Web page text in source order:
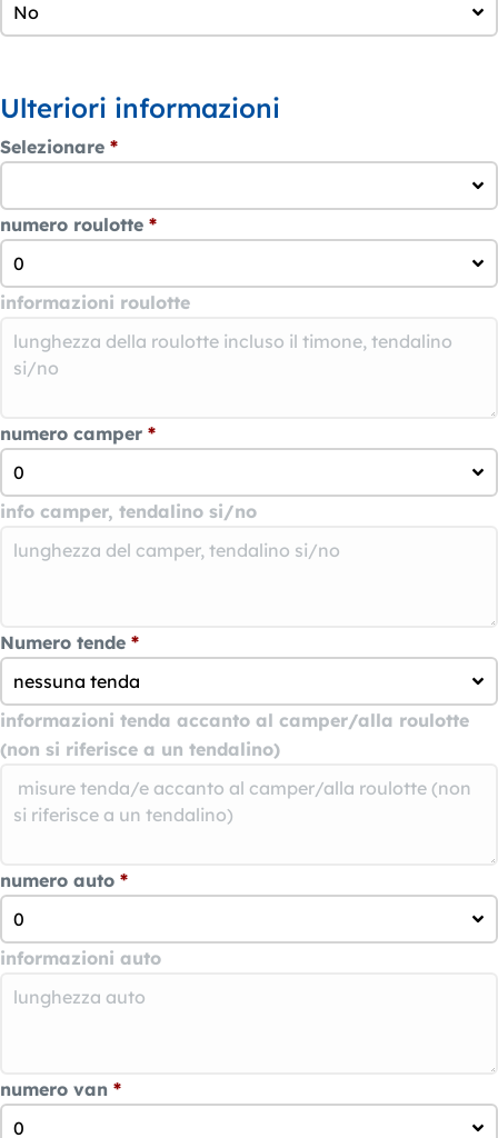
No
Ulteriori informazioni
Selezionare *
numero roulotte *
0
informazioni roulotte
numero camper *
0
info camper, tendalino si/no
Numero tende *
nessuna tenda
informazioni tenda accanto al camper/alla roulotte
(non si riferisce a un tendalino)
numero auto *
0
informazioni auto
numero van *
0